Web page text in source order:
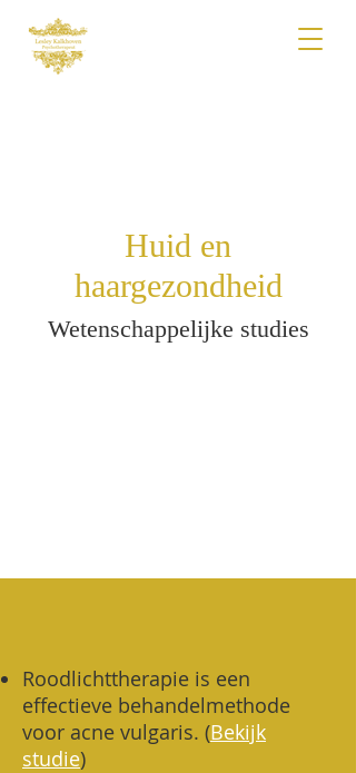
Huid en
haargezondheid
Wetenschappelijke studies
Roodlichttherapie is een
effectieve behandelmethode
voor acne vulgaris. (Bekijk
studie)